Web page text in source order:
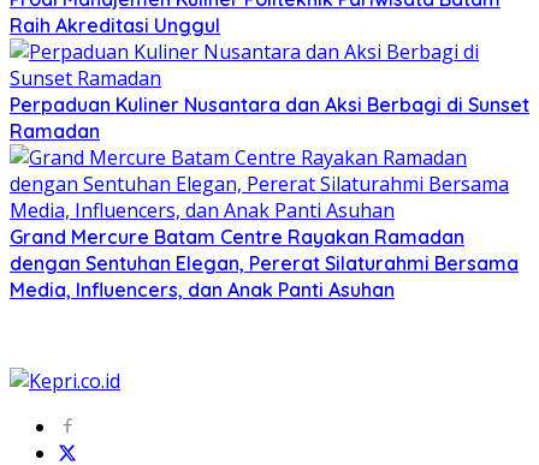
Raih Akreditasi Unggul
Perpaduan Kuliner Nusantara dan Aksi Berbagi di Sunset
Ramadan
Grand Mercure Batam Centre Rayakan Ramadan
dengan Sentuhan Elegan, Pererat Silaturahmi Bersama
Media, Influencers, dan Anak Panti Asuhan